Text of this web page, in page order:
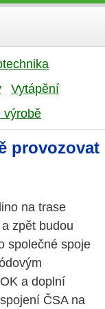
Vytápění
výrobě
provozovat
na trase
zpět budou
společné spoje
a doplní
ČSA na